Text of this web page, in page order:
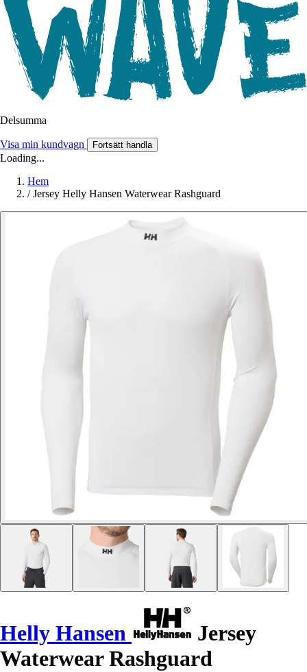
Delsumma
Visa min kundvagn Fortsätt handla
Loading...
Hem
/ Jersey Helly Hansen Waterwear Rashguard
Helly Hansen
Jersey
Waterwear Rashguard